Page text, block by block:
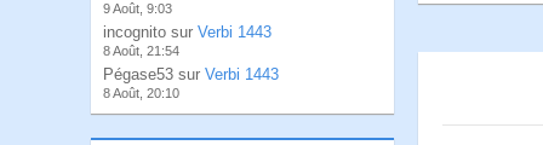
9 Août, 9:03
incognito sur Verbi 1443
8 Août, 21:54
Pégase53 sur Verbi 1443
8 Août, 20:10